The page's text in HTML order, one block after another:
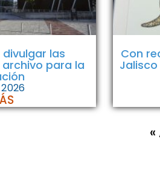
divulgar las
para la
Con